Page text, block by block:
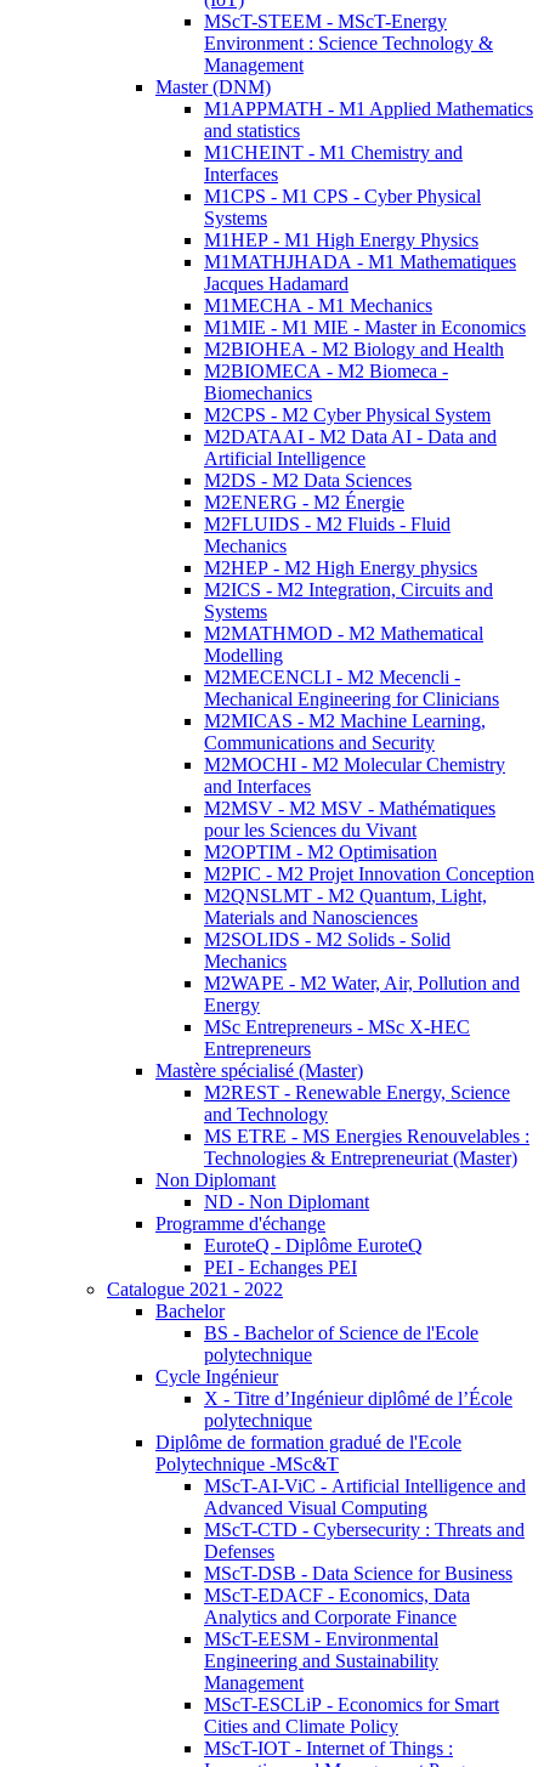
MScT-STEEM - MScT-Energy
Environment : Science Technology &
Management
Master (DNM)
M1APPMATH - M1 Applied Mathematics
and statistics
M1CHEINT - M1 Chemistry and
Interfaces
M1CPS - M1 CPS - Cyber Physical
Systems
M1HEP - M1 High Energy Physics
M1MATHJHADA - M1 Mathematiques
Jacques Hadamard
M1MECHA - M1 Mechanics
M1MIE - M1 MIE - Master in Economics
M2BIOHEA - M2 Biology and Health
M2BIOMECA - M2 Biomeca -
Biomechanics
M2CPS - M2 Cyber Physical System
M2DATAAI - M2 Data AI - Data and
Artificial Intelligence
M2DS - M2 Data Sciences
M2ENERG - M2 Énergie
M2FLUIDS - M2 Fluids - Fluid
Mechanics
M2HEP - M2 High Energy physics
M2ICS - M2 Integration, Circuits and
Systems
M2MATHMOD - M2 Mathematical
Modelling
M2MECENCLI - M2 Mecencli -
Mechanical Engineering for Clinicians
M2MICAS - M2 Machine Learning,
Communications and Security
M2MOCHI - M2 Molecular Chemistry
and Interfaces
M2MSV - M2 MSV - Mathématiques
pour les Sciences du Vivant
M2OPTIM - M2 Optimisation
M2PIC - M2 Projet Innovation Conception
M2QNSLMT - M2 Quantum, Light,
Materials and Nanosciences
M2SOLIDS - M2 Solids - Solid
Mechanics
M2WAPE - M2 Water, Air, Pollution and
Energy
MSc Entrepreneurs - MSc X-HEC
Entrepreneurs
Mastère spécialisé (Master)
M2REST - Renewable Energy, Science
and Technology
MS ETRE - MS Energies Renouvelables :
Technologies & Entrepreneuriat (Master)
Non Diplomant
ND - Non Diplomant
Programme d'échange
EuroteQ - Diplôme EuroteQ
PEI - Echanges PEI
Catalogue 2021 - 2022
Bachelor
BS - Bachelor of Science de l'Ecole
polytechnique
Cycle Ingénieur
X - Titre d’Ingénieur diplômé de l’École
polytechnique
Diplôme de formation gradué de l'Ecole
Polytechnique -MSc&T
MScT-AI-ViC - Artificial Intelligence and
Advanced Visual Computing
MScT-CTD - Cybersecurity : Threats and
Defenses
MScT-DSB - Data Science for Business
MScT-EDACF - Economics, Data
Analytics and Corporate Finance
MScT-EESM - Environmental
Engineering and Sustainability
Management
MScT-ESCLiP - Economics for Smart
Cities and Climate Policy
MScT-IOT - Internet of Things :